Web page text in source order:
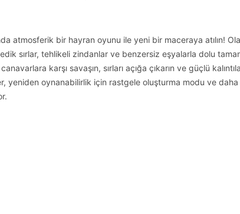
atmosferik bir hayran oyunu ile yeni bir maceraya atılın!
sırlar, tehlikeli zindanlar ve benzersiz eşyalarla dolu
karşı savaşın, sırları açığa çıkarın ve güçlü
yeniden oynanabilirlik için rastgele oluşturma modu ve daha